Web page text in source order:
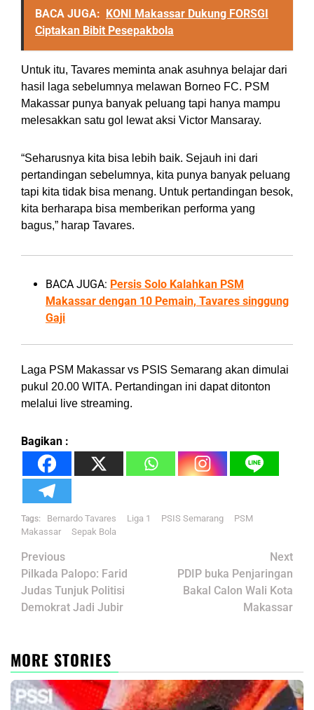
BACA JUGA: KONI Makassar Dukung FORSGI
Ciptakan Bibit Pesepakbola
Untuk itu, Tavares meminta anak asuhnya belajar dari
hasil laga sebelumnya melawan Borneo FC. PSM
Makassar punya banyak peluang tapi hanya mampu
melesakkan satu gol lewat aksi Victor Mansaray.
“Seharusnya kita bisa lebih baik. Sejauh ini dari
pertandingan sebelumnya, kita punya banyak peluang
tapi kita tidak bisa menang. Untuk pertandingan besok,
kita berharapa bisa memberikan performa yang
bagus,” harap Tavares.
BACA JUGA: Persis Solo Kalahkan PSM
Makassar dengan 10 Pemain, Tavares singgung
Gaji
Laga PSM Makassar vs PSIS Semarang akan dimulai
pukul 20.00 WITA. Pertandingan ini dapat ditonton
melalui live streaming.
Bagikan :
Tags: Bernardo Tavares Liga 1 PSIS Semarang
PSM
Makassar
Sepak Bola
Post
navigation
Previous
Pilkada Palopo: Farid
Judas Tunjuk Politisi
Demokrat Jadi Jubir
Next
PDIP buka Penjaringan
Bakal Calon Wali Kota
Makassar
MORE STORIES